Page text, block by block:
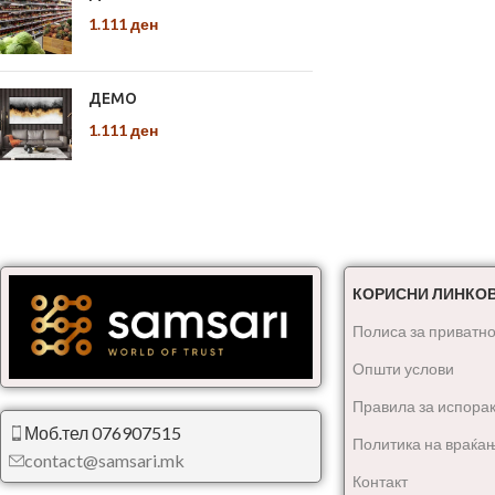
1.111ден
ДЕМО
1.111ден
Моб.тел 076907515
contact@samsari.mk
КОРИСНИ
Полиса за
Општи услови
Правила за
Политика на
Контакт